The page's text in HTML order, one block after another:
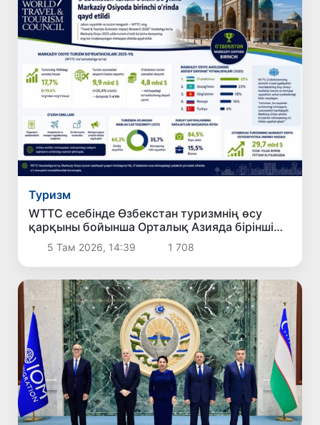
Туризм
WTTC есебінде Өзбекстан туризмнің өсу
қарқыны бойынша Орталық Азияда бірінші
орынға шықты
5 Там 2026, 14:39 1 708